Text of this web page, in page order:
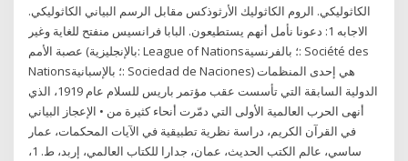
الكاثوليكي. الروم الكاثوليك الأرثوذكس مقابل الرسم البياني الكاثوليكي.
الاجابه 1: دعونا نأمل أنهم يستطيعون. البابا فرانسيس منفتح للغاية وغير
عصبة الأمم (بالإنجليزية: League of Nations؛ بالفرنسية: Société des
Nations؛ بالإسبانية: Sociedad de Naciones) هي إحدى المنظمات
الدولية السابقة التي تأسست عقب مؤتمر باريس للسلام عام 1919، الذي
أنهى الحرب العالمية الأولى التي دمّرت أنحاء كثيرة من • الإعجاز البياني
في القرآن الكريم، دراسة نظرية تطبيقية في الآيات المحكمات، عمار
ساسي، عالم الكتب الحديث، عمان، جدارا للكتاب العالمي، إربد، ط. 1،